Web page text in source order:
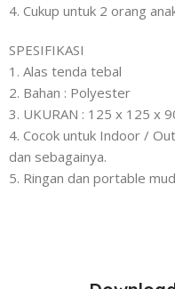
4. Cukup untuk 2 orang
SPESIFIKASI
1. Alas tenda tebal
2. Bahan : Polyester
3. UKURAN : 125 x 125 x
4. Cocok untuk Indoor /
dan sebagainya.
5. Ringan dan portable